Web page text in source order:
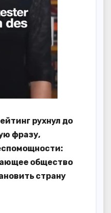
рухнул до
фразу,
общество
страну